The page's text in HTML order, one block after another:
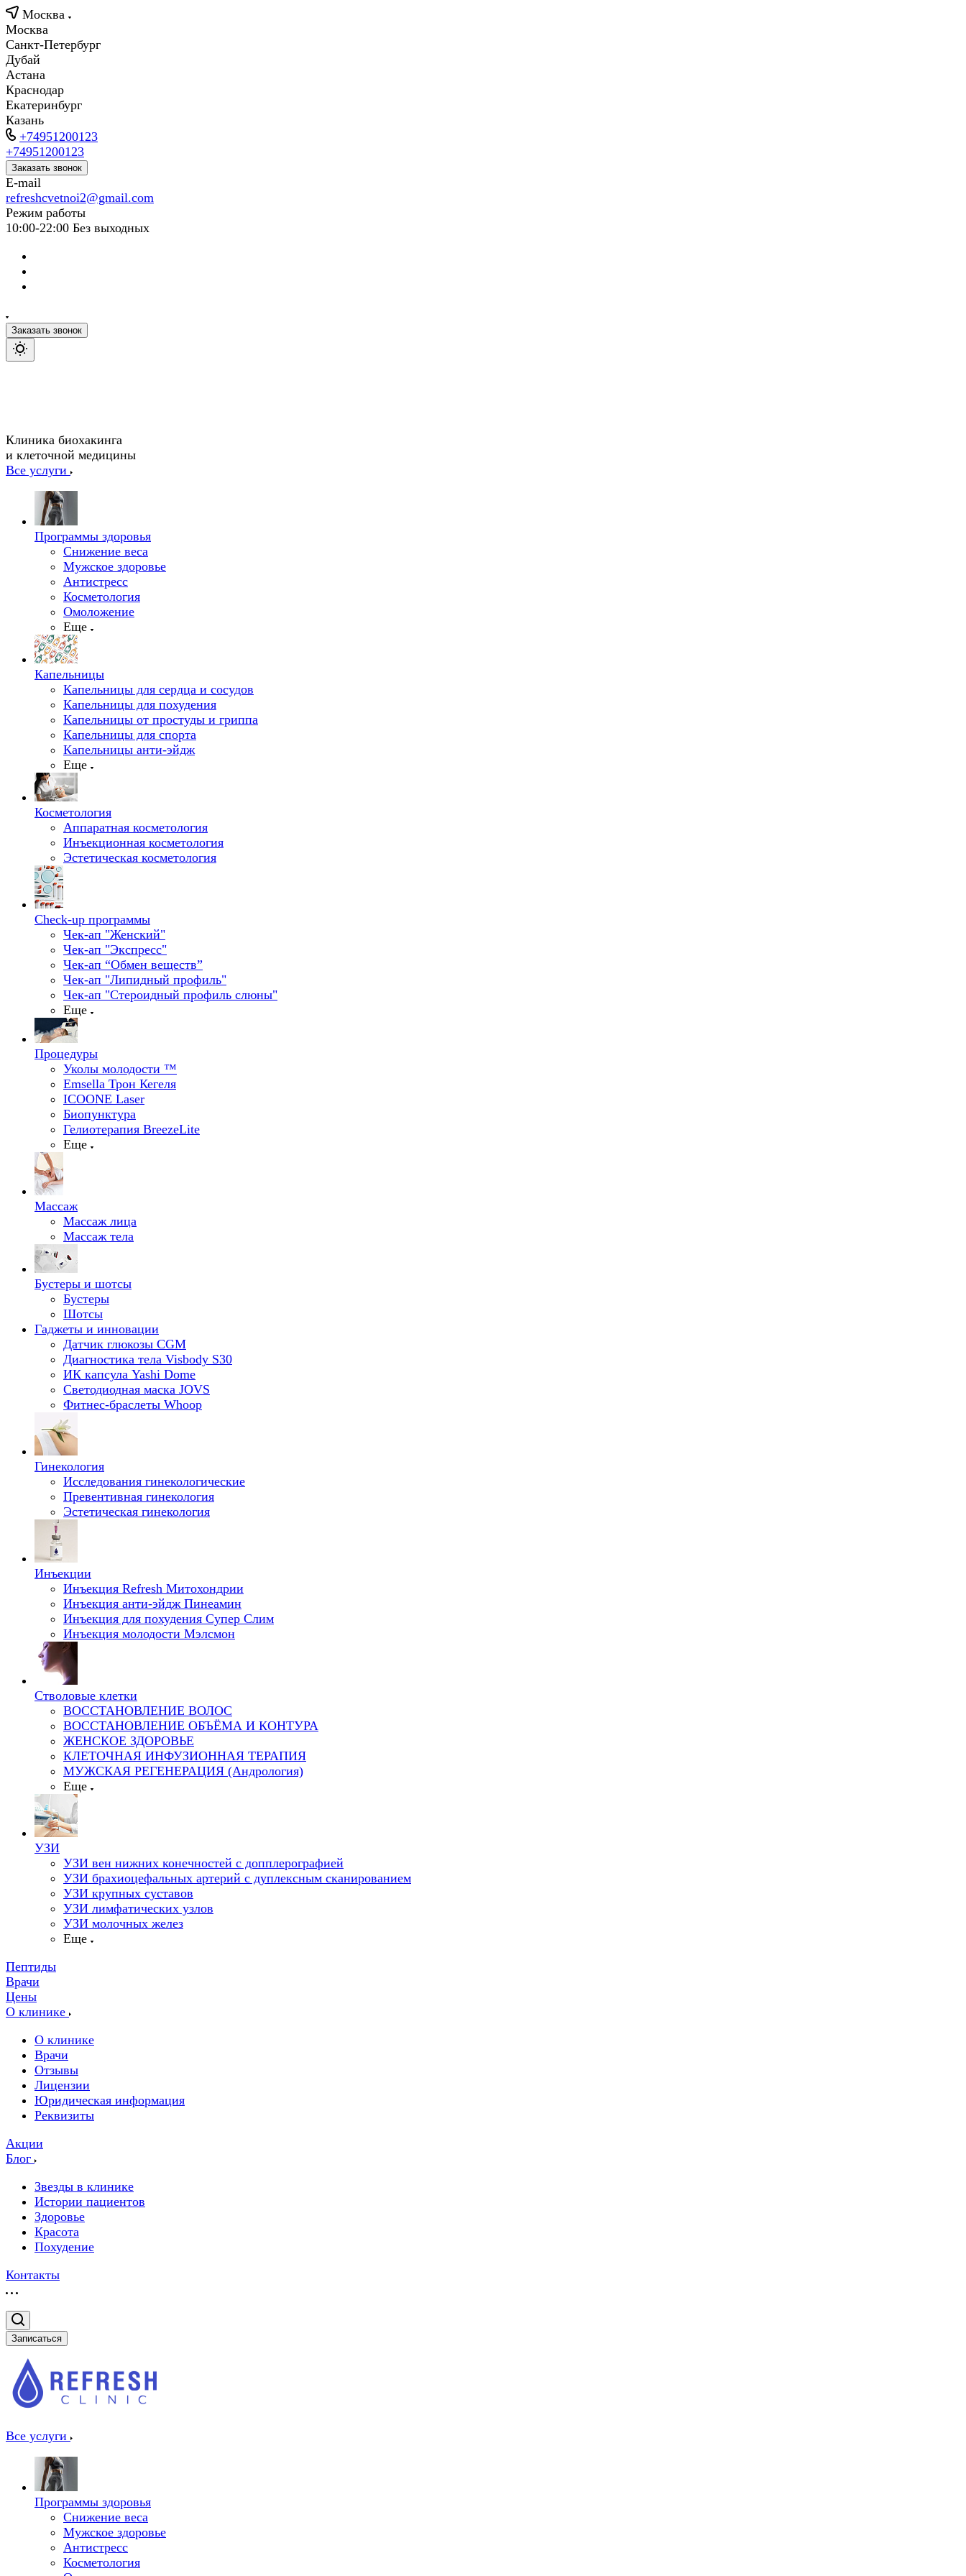
Москва
Москва
Санкт-Петербург
Дубай
Астана
Краснодар
Екатеринбург
Казань
+74951200123
+74951200123
Заказать звонок
E-mail
refreshcvetnoi2@gmail.com
Режим работы
10:00-22:00 Без выходных
Заказать звонок
Клиника биохакинга
и клеточной медицины
Все услуги
Программы здоровья
Снижение веса
Мужское здоровье
Антистресс
Косметология
Омоложение
Еще
Капельницы
Капельницы для сердца и сосудов
Капельницы для похудения
Капельницы от простуды и гриппа
Капельницы для спорта
Капельницы анти-эйдж
Еще
Косметология
Аппаратная косметология
Инъекционная косметология
Эстетическая косметология
Check-up программы
Чек-ап "Женский"
Чек-ап "Экспресс"
Чек-ап “Обмен веществ”
Чек-ап "Липидный профиль"
Чек-ап "Стероидный профиль слюны"
Еще
Процедуры
Уколы молодости ™
Emsella Трон Кегеля
ICOONE Laser
Биопунктура
Гелиотерапия BreezeLite
Еще
Массаж
Массаж лица
Массаж тела
Бустеры и шотсы
Бустеры
Шотсы
Гаджеты и инновации
Датчик глюкозы CGM
Диагностика тела Visbody S30
ИК капсула Yashi Dome
Светодиодная маска JOVS
Фитнес-браслеты Whoop
Гинекология
Исследования гинекологические
Превентивная гинекология
Эстетическая гинекология
Инъекции
Инъекция Refresh Митохондрии
Инъекция анти-эйдж Пинеамин
Инъекция для похудения Супер Слим
Инъекция молодости Мэлсмон
Стволовые клетки
ВОССТАНОВЛЕНИЕ ВОЛОС
ВОССТАНОВЛЕНИЕ ОБЪЁМА И КОНТУРА
ЖЕНСКОЕ ЗДОРОВЬЕ
КЛЕТОЧНАЯ ИНФУЗИОННАЯ ТЕРАПИЯ
МУЖСКАЯ РЕГЕНЕРАЦИЯ (Андрология)
Еще
УЗИ
УЗИ вен нижних конечностей с допплерографией
УЗИ брахиоцефальных артерий с дуплексным сканированием
УЗИ крупных суставов
УЗИ лимфатических узлов
УЗИ молочных желез
Еще
Пептиды
Врачи
Цены
О клинике
О клинике
Врачи
Отзывы
Лицензии
Юридическая информация
Реквизиты
Акции
Блог
Звезды в клинике
Истории пациентов
Здоровье
Красота
Похудение
Контакты
Записаться
Все услуги
Программы здоровья
Снижение веса
Мужское здоровье
Антистресс
Косметология